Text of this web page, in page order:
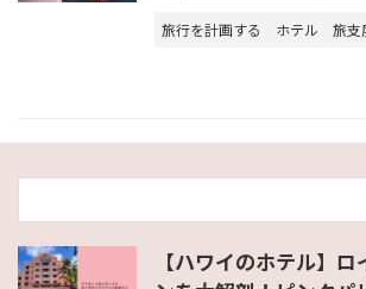
旅行を計画する ホテル 旅支
【ハワイのホテル】